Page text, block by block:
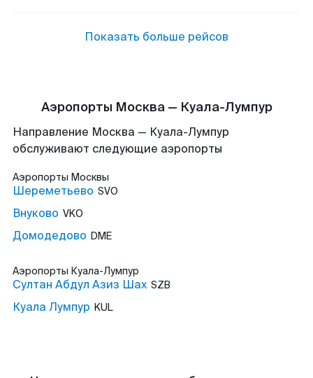
Показать больше рейсов
Аэропорты Москва — Куала-Лумпур
Направление Москва — Куала-Лумпур
обслуживают следующие аэропорты
Аэропорты Москвы
Шереметьево SVO
Внуково VKO
Домодедово DME
Аэропорты Куала-Лумпур
Султан Абдул Азиз Шах SZB
Куала Лумпур KUL